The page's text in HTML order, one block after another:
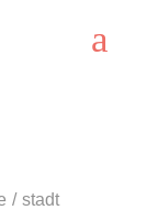
stadt